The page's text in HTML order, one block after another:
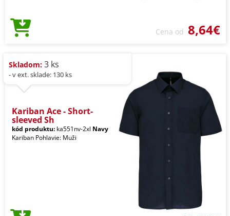
Cena od 8,64€
Skladom: 3 ks
- v ext. sklade: 130 ks
Kariban Ace - Short-
sleeved Sh
kód produktu: ka551nv-2xl Navy
Kariban Pohlavie: Muži